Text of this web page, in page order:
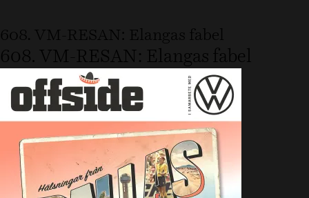
608. VM-RESAN: Elangas fabel
608. VM-RESAN: Elangas fabel